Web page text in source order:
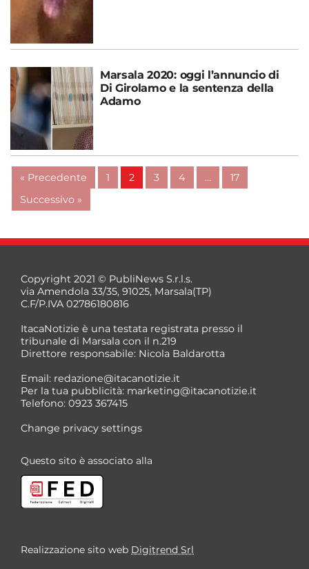
Marsala 2020: oggi l’annuncio di
Di Girolamo e la sentenza della
Adamo
« Precedente 1 2 3 4 …
17
Successivo »
Copyright 2021 © PubliNews S.r.l.s.
via Amendola 33/35, 91025, Marsala(TP)
C.F/P.IVA 02786180816
ItacaNotizie è una testata registrata presso il
tribunale di Marsala con il n.219
Direttore responsabile: Nicola Baldarotta
Email: redazione@itacanotizie.it
Per la tua pubblicità: marketing@itacanotizie.it
Telefono: 0923 367415
Change privacy settings
Questo sito è associato alla
Realizzazione sito web Digitrend Srl